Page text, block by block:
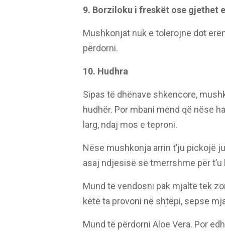
9. Borziloku i freskët ose gjethet
Mushkonjat nuk e tolerojnë dot
përdorni.
10. Hudhra
Sipas të dhënave shkencore,
hudhër. Por mbani mend që nëse
larg, ndaj mos e teproni.
Nëse mushkonja arrin t’ju pickojë
asaj ndjesisë së tmerrshme për t’u
Mund të vendosni pak mjaltë tek
këtë ta provoni në shtëpi, sepse
Mund të përdorni Aloe Vera. Por